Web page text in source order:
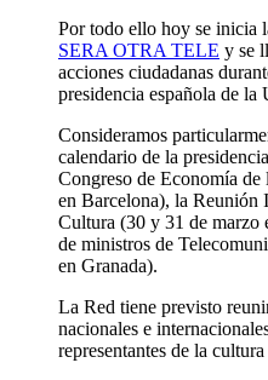
Por todo ello hoy se inicia
SERA OTRA TELE y se
acciones ciudadanas
presidencia española de la
Consideramos
calendario de la
Congreso de Economía
en Barcelona), la Reunión
Cultura (30 y 31 de marzo
de ministros de
en Granada).
La Red tiene previsto
nacionales e
representantes de la